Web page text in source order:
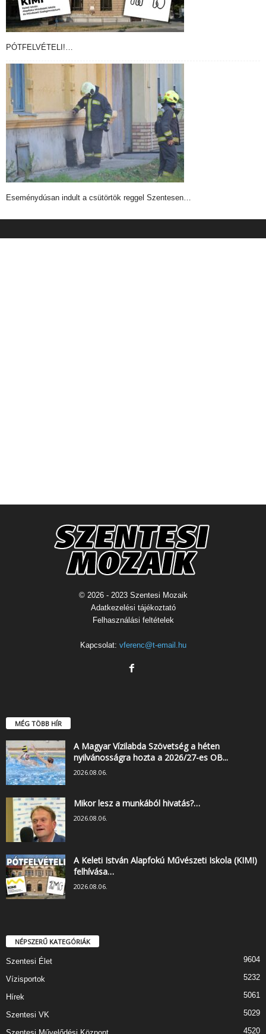
PÓTFELVÉTELI!…
Eseménydúsan indult a csütörtök reggel Szentesen…
© 2026 - 2023 Szentesi Mozaik
Adatkezelési tájékoztató
Felhasználási feltételek
Kapcsolat: vferenc@t-email.hu
MÉG TÖBB HÍR
A Magyar Vízilabda Szövetség a héten
nyilvánosságra hozta a 2026/27-es OB...
2026.08.06.
Mikor lesz a munkából hivatás?…
2026.08.06.
A Keleti István Alapfokú Művészeti Iskola (KIMI)
felhívása…
2026.08.06.
NÉPSZERŰ KATEGÓRIÁK
Szentesi Élet 9604
Vízisportok 5232
Hírek 5061
Szentesi VK 5029
4520